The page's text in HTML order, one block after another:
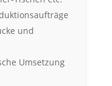
und
Umsetzung